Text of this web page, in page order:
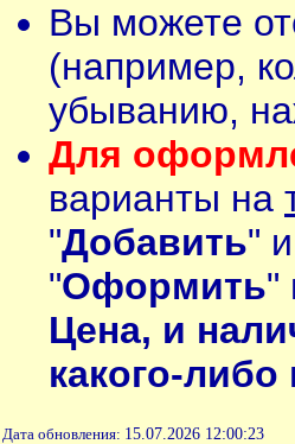
Вы можете
(например,
убыванию,
Для
варианты на
"Добавить"
"Оформить"
Цена, и
какого-
Дата обновления: 15.07.2026 12:00:23